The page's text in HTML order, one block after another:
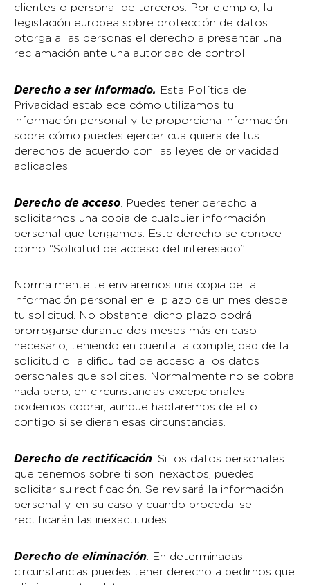
clientes o personal de terceros. Por ejemplo, la
legislación europea sobre protección de datos
otorga a las personas el derecho a presentar una
reclamación ante una autoridad de control.
Derecho a ser informado. Esta Política de
Privacidad establece cómo utilizamos tu
información personal y te proporciona información
sobre cómo puedes ejercer cualquiera de tus
derechos de acuerdo con las leyes de privacidad
aplicables.
Derecho de acceso . Puedes tener derecho a
solicitarnos una copia de cualquier información
personal que tengamos. Este derecho se conoce
como “Solicitud de acceso del interesado”.
Normalmente te enviaremos una copia de la
información personal en el plazo de un mes desde
tu solicitud. No obstante, dicho plazo podrá
prorrogarse durante dos meses más en caso
necesario, teniendo en cuenta la complejidad de la
solicitud o la dificultad de acceso a los datos
personales que solicites. Normalmente no se cobra
nada pero, en circunstancias excepcionales,
podemos cobrar, aunque hablaremos de ello
contigo si se dieran esas circunstancias.
Derecho de rectificación . Si los datos personales
que tenemos sobre ti son inexactos, puedes
solicitar su rectificación. Se revisará la información
personal y, en su caso y cuando proceda, se
rectificarán las inexactitudes.
Derecho de eliminación . En determinadas
circunstancias puedes tener derecho a pedirnos que